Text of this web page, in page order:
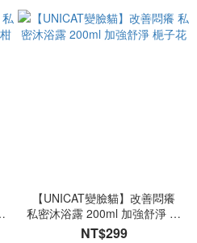
【UNICAT變臉貓】改善悶癢
私密沐浴露 200ml 加強舒淨 梔
子花
NT$299